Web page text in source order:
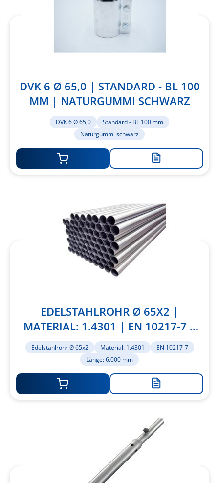
DVK 6 Ø 65,0 | STANDARD - BL 100
MM | NATURGUMMI SCHWARZ
DVK 6 Ø 65,0
Standard - BL 100 mm
Naturgummi schwarz
Zur
hinzufügen
EDELSTAHLROHR Ø 65X2 |
MATERIAL: 1.4301 | EN 10217-7 |
LÄNGE: 6.000 MM
Edelstahlrohr Ø 65x2 Material: 1.4301
EN 10217-7
Länge: 6.000 mm
Zur
hinzufügen